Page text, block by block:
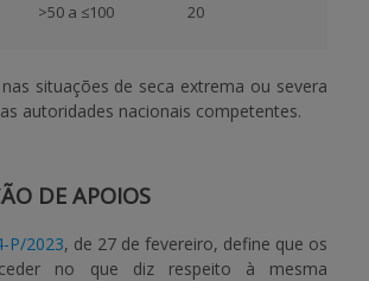
>50 a ≤100 20
situações de seca extrema ou severa
autoridades nacionais competentes.
DE APOIOS
P/2023, de 27 de fevereiro, define que os
no que diz respeito à mesma